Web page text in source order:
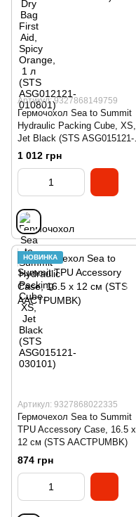
Артикул: 9327868149759
Гермочохол Sea to Summit
Hydraulic Packing Cube, XS,
Jet Black (STS ASG015121-
030101)
1 012 грн
НОВИНКА
Артикул: 9327868022335
Гермочехол Sea to Summit
TPU Accessory Case, 16.5 х
12 см (STS AACTPUMBK)
874 грн